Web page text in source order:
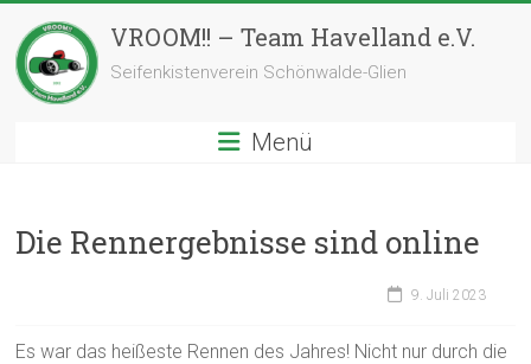
Inhalt
springen
VROOM!! – Team Havelland e.V.
Seifenkistenverein Schönwalde-Glien
Menü
Die Rennergebnisse sind online
9. Juli 2023
Es war das heißeste Rennen des Jahres! Nicht nur durch die